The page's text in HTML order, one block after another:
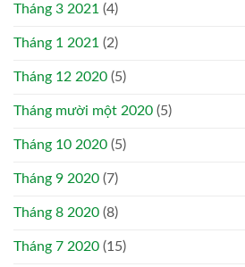
Tháng 3 2021 (4)
Tháng 1 2021 (2)
Tháng 12 2020 (5)
Tháng mười một 2020 (5)
Tháng 10 2020 (5)
Tháng 9 2020 (7)
Tháng 8 2020 (8)
Tháng 7 2020 (15)